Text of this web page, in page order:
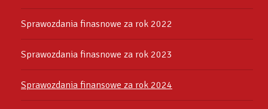
Sprawozdania finasnowe za rok 2022
Sprawozdania finasnowe za rok 2023
Sprawozdania finansowe za rok 2024